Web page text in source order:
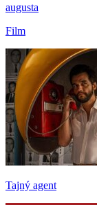
augusta
Film
Tajný agent